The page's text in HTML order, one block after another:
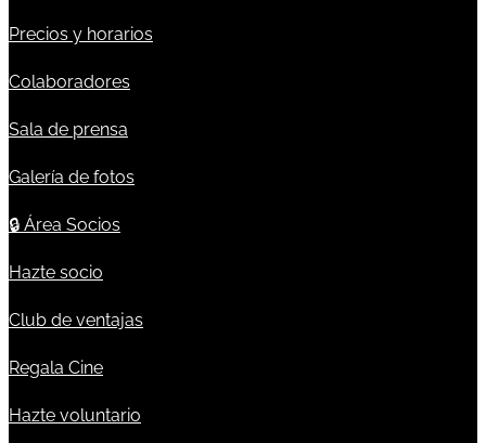
Precios y horarios
Colaboradores
Sala de prensa
Galería de fotos
🔒 Área Socios
Hazte socio
Club de ventajas
Regala Cine
Hazte voluntario